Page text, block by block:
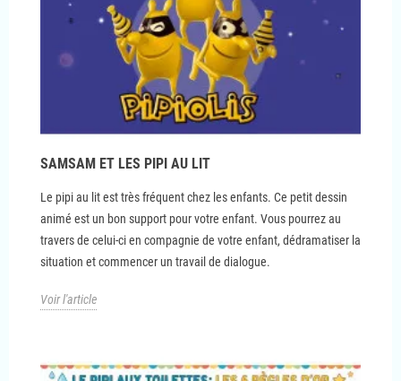
SAMSAM ET LES PIPI AU LIT
Le pipi au lit est très fréquent chez les enfants. Ce petit dessin
animé est un bon support pour votre enfant. Vous pourrez au
travers de celui-ci en compagnie de votre enfant, dédramatiser la
situation et commencer un travail de dialogue.
Voir l'article